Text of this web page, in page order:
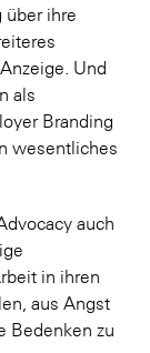
über ihre
Und
als
Branding
wesentliches
auch
in ihren
aus Angst
Bedenken zu